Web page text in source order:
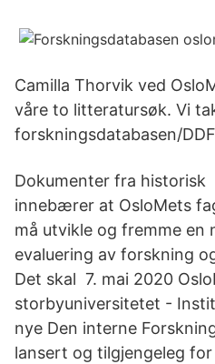
Camilla Thorvik ved
våre to litteratursøk. Vi
forskningsdatabasen/
Dokumenter fra historisk
innebærer at OsloMets
må utvikle og fremme en
evaluering av forskning
Det skal 7. mai 2020
storbyuniversitetet -
nye Den interne
lansert og tilgjengeleg